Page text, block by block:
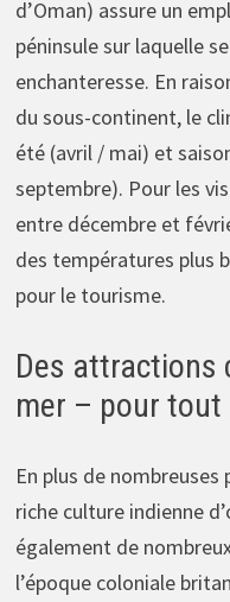
d’Oman) assure un
péninsule sur laquelle
enchanteresse. En
du sous-continent, le
été (avril / mai) et
septembre). Pour les
entre décembre et
des températures plus
pour le tourisme.
Des attractions
mer – pour tout
En plus de
riche culture indienne
également de
l’époque coloniale